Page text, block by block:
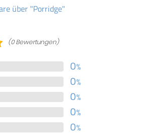
über "Porridge"
(0 Bewertungen)
0%
0%
0%
0%
0%